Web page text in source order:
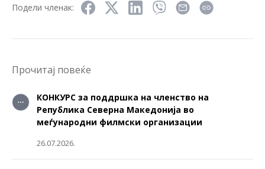
Подели членак:
Прочитај повеќе
КОНКУРС за поддршка на членство на
Република Северна Македонија во
меѓународни филмски организации
26.07.2026.